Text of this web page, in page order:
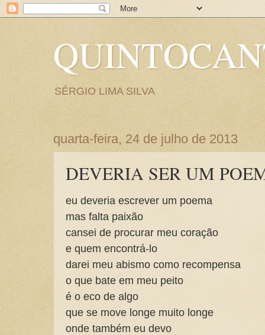
SÉRGIO LIMA SILVA
quarta-feira, 24 de julho de 2013
DEVERIA SER UM
eu deveria escrever um poema
mas falta paixão
cansei de procurar meu coração
e quem encontrá-lo
darei meu abismo como recompensa
o que bate em meu peito
é o eco de algo
que se move longe muito longe
onde também eu devo